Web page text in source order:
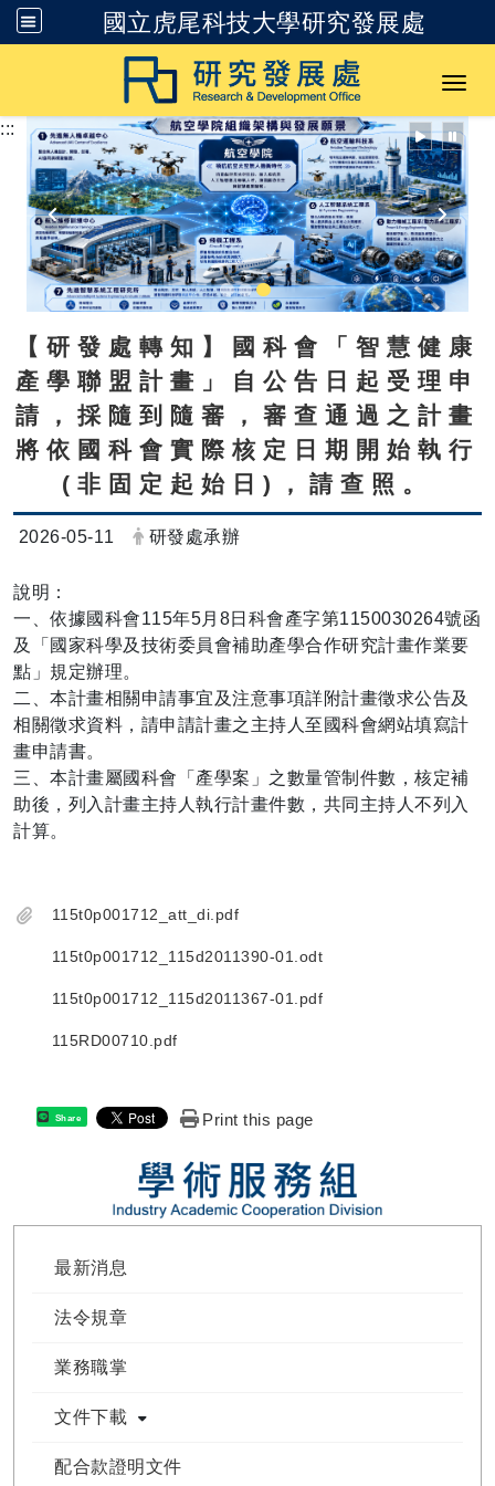
國立虎尾科技大學研究發展處
跳到主要內容
:::
【研發處轉知】國科會「智慧健康
產學聯盟計畫」自公告日起受理申
請，採隨到隨審，審查通過之計畫
將依國科會實際核定日期開始執行
(非固定起始日)，請查照。
日期：
2026-05-11 發布者：
研發處承辦
說明：
一、依據國科會115年5月8日科會產字第1150030264號函
及「國家科學及技術委員會補助產學合作研究計畫作業要
點」規定辦理。
二、本計畫相關申請事宜及注意事項詳附計畫徵求公告及
相關徵求資料，請申請計畫之主持人至國科會網站填寫計
畫申請書。
三、本計畫屬國科會「產學案」之數量管制件數，核定補
助後，列入計畫主持人執行計畫件數，共同主持人不列入
計算。
115t0p001712_att_di.pdf
115t0p001712_115d2011390-01.odt
115t0p001712_115d2011367-01.pdf
115RD00710.pdf
Share Print this page
最新消息
法令規章
業務職掌
文件下載
配合款證明文件